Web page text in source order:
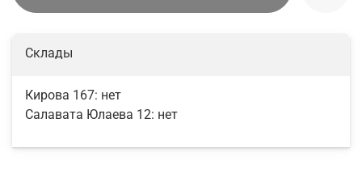
Склады
Кирова 167: нет
Салавата Юлаева 12: нет